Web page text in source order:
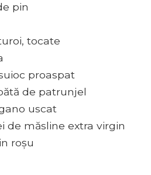
pin
tocate
proaspat
de patrunjel
uscat
de măsline extra virgin
roșu